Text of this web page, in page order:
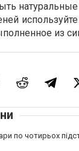
из
по чотирьох